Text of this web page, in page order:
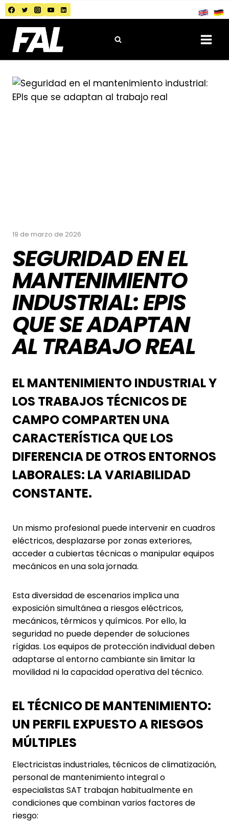
Saltar
al
contenido
19 de marzo de 2026
SEGURIDAD EN EL
MANTENIMIENTO
INDUSTRIAL: EPIS
QUE SE ADAPTAN
AL TRABAJO REAL
EL MANTENIMIENTO INDUSTRIAL Y
LOS TRABAJOS TÉCNICOS DE
CAMPO COMPARTEN UNA
CARACTERÍSTICA QUE LOS
DIFERENCIA DE OTROS ENTORNOS
LABORALES: LA VARIABILIDAD
CONSTANTE.
Un mismo profesional puede intervenir en cuadros
eléctricos, desplazarse por zonas exteriores,
acceder a cubiertas técnicas o manipular equipos
mecánicos en una sola jornada.
Esta diversidad de escenarios implica una
exposición simultánea a riesgos eléctricos,
mecánicos, térmicos y químicos. Por ello, la
seguridad no puede depender de soluciones
rígidas. Los equipos de protección individual deben
adaptarse al entorno cambiante sin limitar la
movilidad ni la capacidad operativa del técnico.
EL TÉCNICO DE MANTENIMIENTO:
UN PERFIL EXPUESTO A RIESGOS
MÚLTIPLES
Electricistas industriales, técnicos de climatización,
personal de mantenimiento integral o
especialistas SAT trabajan habitualmente en
condiciones que combinan varios factores de
riesgo: